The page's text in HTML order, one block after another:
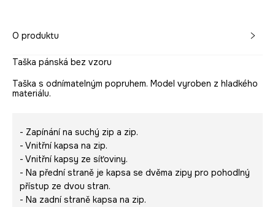
O produktu
Taška pánská bez vzoru
Taška s odnímatelným popruhem. Model vyroben z hladkého
materiálu.
- Zapínání na suchý zip a zip.
- Vnitřní kapsa na zip.
- Vnitřní kapsy ze síťoviny.
- Na přední straně je kapsa se dvěma zipy pro pohodlný
přístup ze dvou stran.
- Na zadní straně kapsa na zip.